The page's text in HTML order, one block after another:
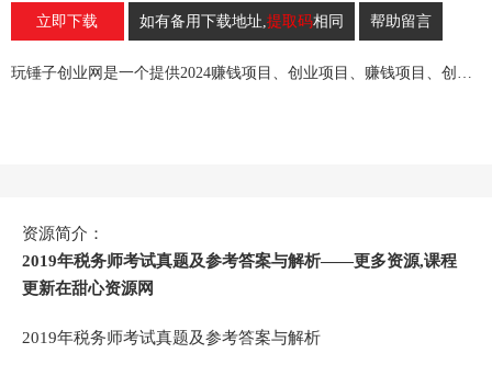
）
立即下载 如有备用下载地址,提取码相同 帮助留言
玩锤子创业网是一个提供2024赚钱项目、创业项目、赚钱项目、创业赚钱教程、引流教程的创业网,欢迎来玩锤子创业网！
资源简介：
2019年税务师考试真题及参考答案与解析——更多资源,课程
更新在甜心资源网
2019年税务师考试真题及参考答案与解析